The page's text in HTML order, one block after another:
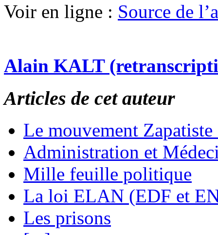
Voir en ligne : Source de
Alain KALT
Articles de cet auteur
Le mouvement
Administration et
Mille feuille politique
La loi ELAN (EDF et
Les prisons